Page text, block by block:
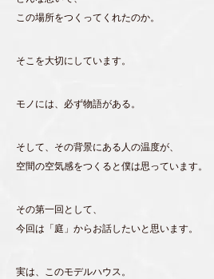
この場所をつくってくれたのか。
そこを大切にしています。
モノには、必ず物語がある。
そして、その背景にある人の温度が、
空間の空気感をつくると僕は思っています。
その第一回として、
今回は「庭」からお話したいと思います。
実は、このモデルハウス。